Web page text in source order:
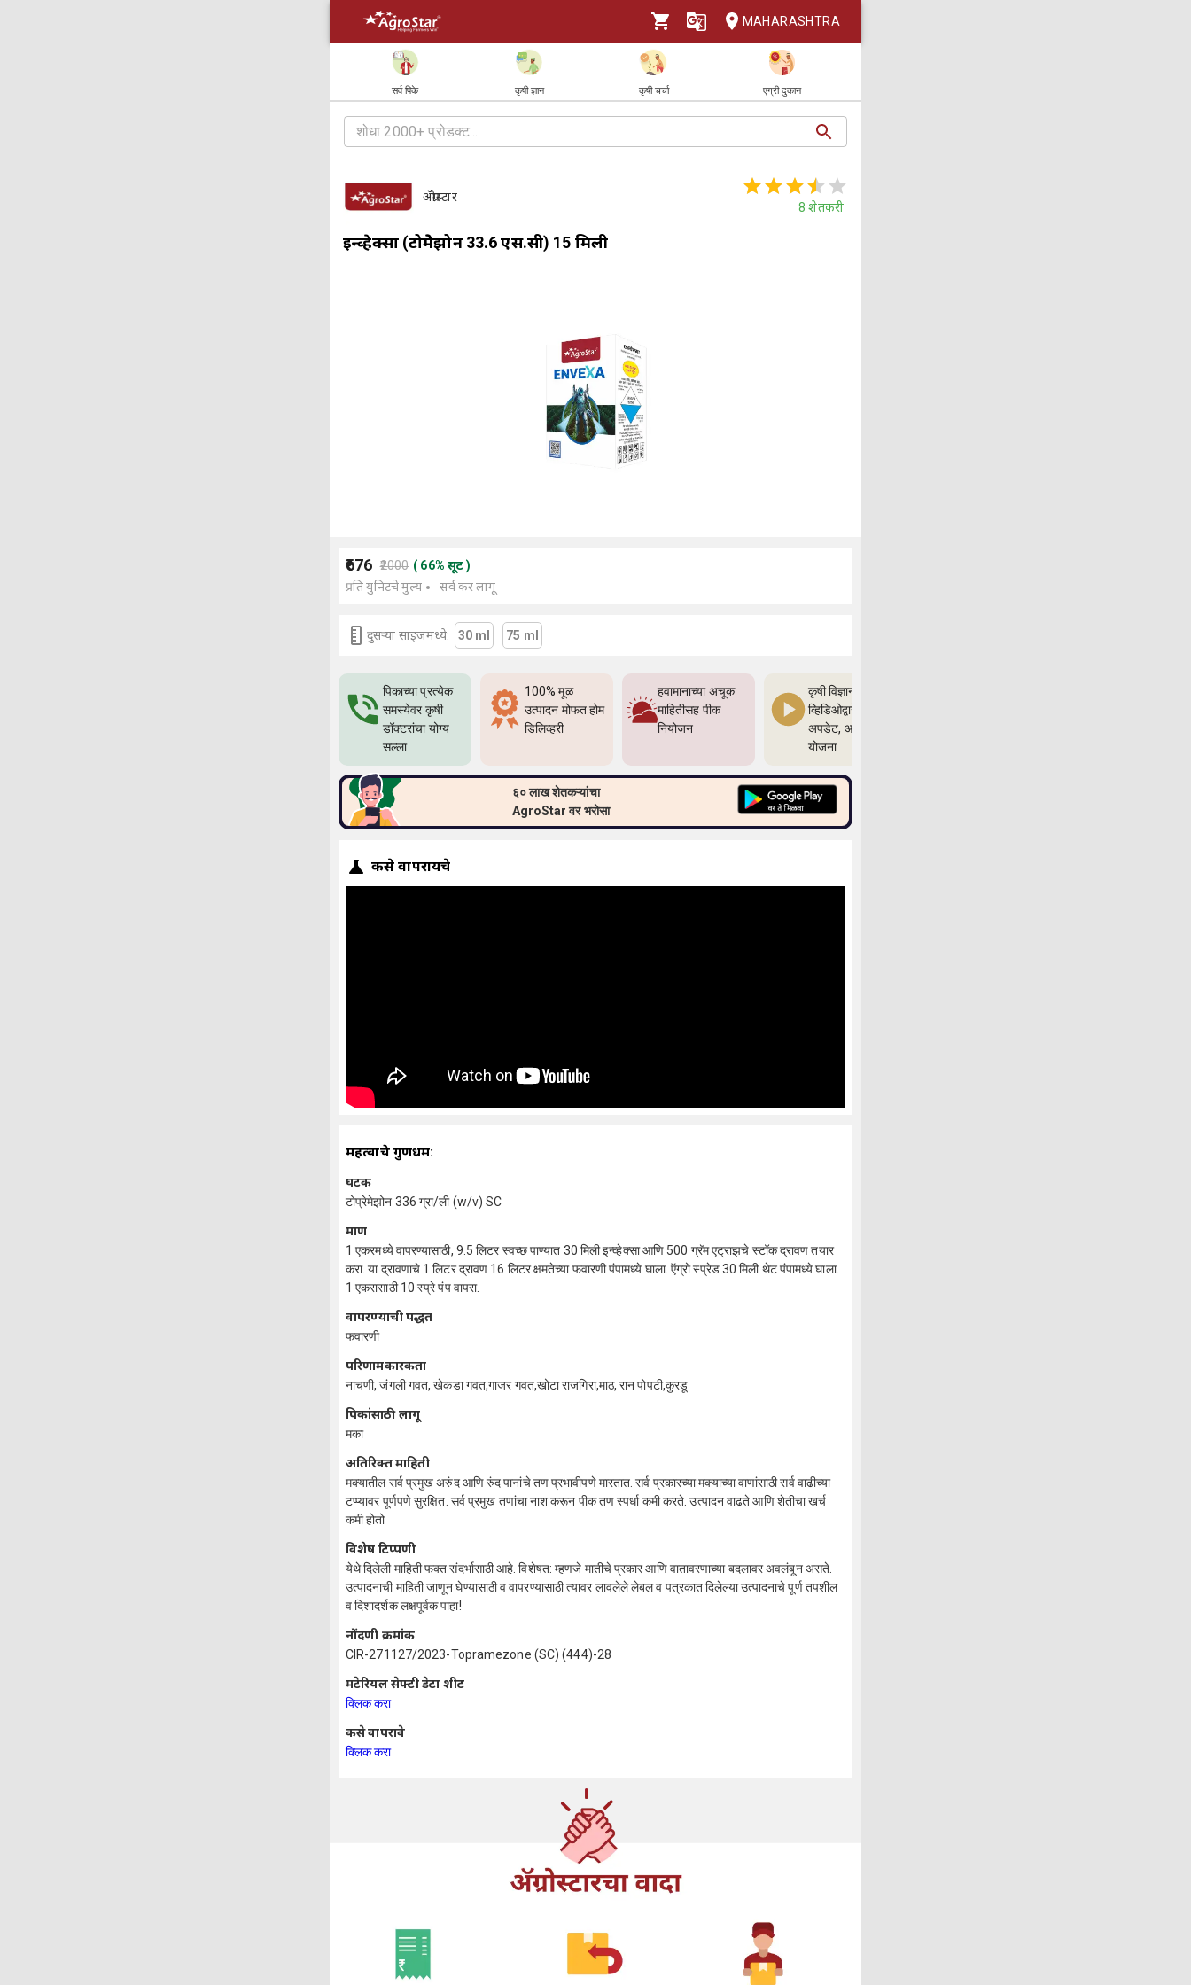
MAHARASHTRA
सर्व पिके कृषी ज्ञान कृषी चर्चा एग्री दुकान
ॲग्रोस्टार
8 शेतकरी
इन्व्हेक्सा (टोप्रेमेझोन 33.6 एस.सी) 15 मिली
₹676 ₹2000 ( 66% सूट)
प्रति युनिटचे मुल्य
सर्व कर लागू
दुसर्‍या साइजमध्ये: 30 ml 75 ml
पिकाच्या प्रत्येक
समस्येवर कृषी
डॉक्टरांचा योग्य
सल्ला
100% मूळ
उत्पादन मोफत होम
डिलिव्हरी
हवामानाच्या अचूक
माहितीसह पीक
नियोजन
कृषी विज्ञान
व्हिडिओद्वारे शेतीचे
अपडेट, आणि
योजना
६० लाख शेतकऱ्यांचा
AgroStar वर भरोसा
कसे वापरायचे
महत्वाचे गुणधर्म:
घटक
टोप्रेमेझोन 336 ग्रा/ली (w/v) SC
प्रमाण
1 एकरमध्ये वापरण्यासाठी, 9.5 लिटर स्वच्छ पाण्यात 30 मिली इन्व्हेक्सा आणि 500 ग्रॅम एट्राझचे स्टॉक द्रावण तयार
करा. या द्रावणाचे 1 लिटर द्रावण 16 लिटर क्षमतेच्या फवारणी पंपामध्ये घाला. ऍग्रो स्प्रेड 30 मिली थेट पंपामध्ये घाला.
1 एकरासाठी 10 स्प्रे पंप वापरा.
वापरण्याची पद्धत
फवारणी
परिणामकारकता
नाचणी, जंगली गवत, खेकडा गवत,गाजर गवत,खोटा राजगिरा,माठ, रान पोपटी,कुरडू
पिकांसाठी लागू
मका
अतिरिक्त माहिती
मक्यातील सर्व प्रमुख अरुंद आणि रुंद पानांचे तण प्रभावीपणे मारतात. सर्व प्रकारच्या मक्याच्या वाणांसाठी सर्व वाढीच्या
टप्प्यावर पूर्णपणे सुरक्षित. सर्व प्रमुख तणांचा नाश करून पीक तण स्पर्धा कमी करते. उत्पादन वाढते आणि शेतीचा खर्च
कमी होतो
विशेष टिप्पणी
येथे दिलेली माहिती फक्त संदर्भासाठी आहे. विशेषत: म्हणजे मातीचे प्रकार आणि वातावरणाच्या बदलावर अवलंबून असते.
उत्पादनाची माहिती जाणून घेण्यासाठी व वापरण्यासाठी त्यावर लावलेले लेबल व पत्रकात दिलेल्या उत्पादनाचे पूर्ण तपशील
व दिशादर्शक लक्षपूर्वक पाहा!
नोंदणी क्रमांक
CIR-271127/2023-Topramezone (SC) (444)-28
मटेरियल सेफ्टी डेटा शीट
क्लिक करा
कसे वापरावे
क्लिक करा